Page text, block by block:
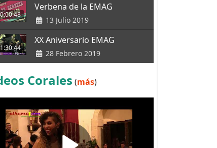
Verbena de la EMAG
13 Julio 2019
XX Aniversario EMAG
28 Febrero 2019
Corales (más)